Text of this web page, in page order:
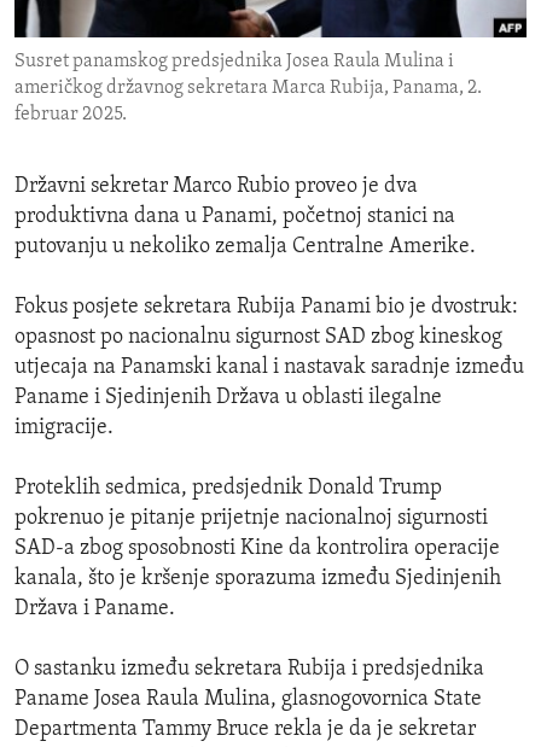
ENVIRONMENT AND HEALTH
IDEALS AND INSTITUTIONS
Susret panamskog predsjednika Josea Raula Mulina i
američkog državnog sekretara Marca Rubija, Panama, 2.
februar 2025.
Državni sekretar Marco Rubio proveo je dva
produktivna dana u Panami, početnoj stanici na
putovanju u nekoliko zemalja Centralne Amerike.
Fokus posjete sekretara Rubija Panami bio je dvostruk:
opasnost po nacionalnu sigurnost SAD zbog kineskog
utjecaja na Panamski kanal i nastavak saradnje između
Paname i Sjedinjenih Država u oblasti ilegalne
imigracije.
Proteklih sedmica, predsjednik Donald Trump
pokrenuo je pitanje prijetnje nacionalnoj sigurnosti
SAD-a zbog sposobnosti Kine da kontrolira operacije
kanala, što je kršenje sporazuma između Sjedinjenih
Država i Paname.
O sastanku između sekretara Rubija i predsjednika
Paname Josea Raula Mulina, glasnogovornica State
Departmenta Tammy Bruce rekla je da je sekretar